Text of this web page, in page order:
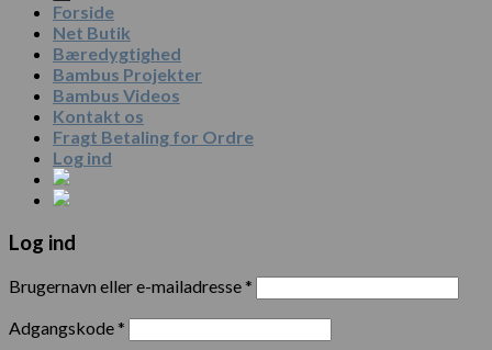
Forside
Net Butik
Bæredygtighed
Bambus Projekter
Bambus Videos
Kontakt os
Fragt Betaling for Ordre
Log ind
Log ind
Brugernavn eller e-mailadresse*
Adgangskode*